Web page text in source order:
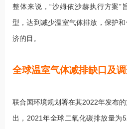
整体来说，“沙姆依沙赫执行方案”
型，达到减少温室气体排放，保护
济的目。
全球温室气体减排缺口及
联合国环境规划署在其2022年发布
出，2021年全球二氧化碳排放量为